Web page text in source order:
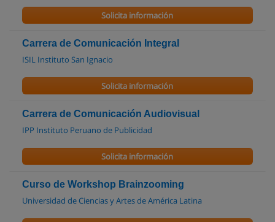
Solicita información
Carrera de Comunicación Integral
ISIL Instituto San Ignacio
Solicita información
Carrera de Comunicación Audiovisual
IPP Instituto Peruano de Publicidad
Solicita información
Curso de Workshop Brainzooming
Universidad de Ciencias y Artes de América Latina